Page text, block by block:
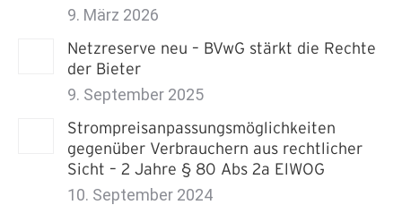
9. März 2026
Netzreserve neu – BVwG stärkt die Rechte
der Bieter
9. September 2025
Strompreisanpassungsmöglichkeiten
gegenüber Verbrauchern aus rechtlicher
Sicht – 2 Jahre § 80 Abs 2a ElWOG
10. September 2024